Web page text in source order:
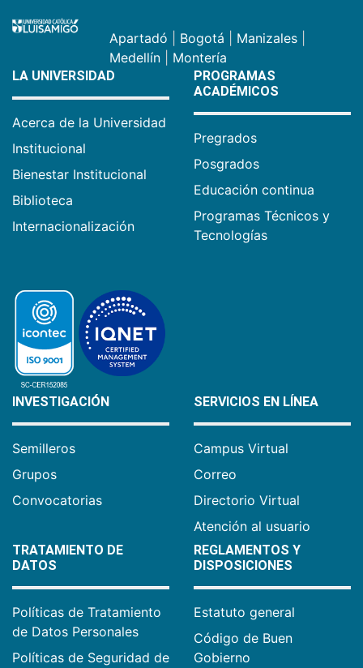
Apartadó Bogotá Manizales
Medellín
Montería
LA UNIVERSIDAD
Acerca de la Universidad
Institucional
Bienestar Institucional
Biblioteca
Internacionalización
PROGRAMAS
ACADÉMICOS
Pregrados
Posgrados
Educación continua
Programas Técnicos y
Tecnologías
INVESTIGACIÓN
Semilleros
Grupos
Convocatorias
SERVICIOS EN LÍNEA
Campus Virtual
Correo
Directorio Virtual
Atención al usuario
TRATAMIENTO DE
DATOS
Políticas de Tratamiento
de Datos Personales
Políticas de Seguridad de
REGLAMENTOS Y
DISPOSICIONES
Estatuto general
Código de Buen
Gobierno